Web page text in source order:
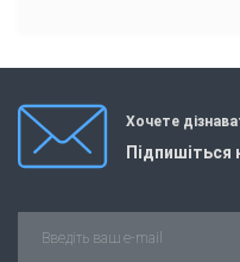
Хочете
Підпишіться